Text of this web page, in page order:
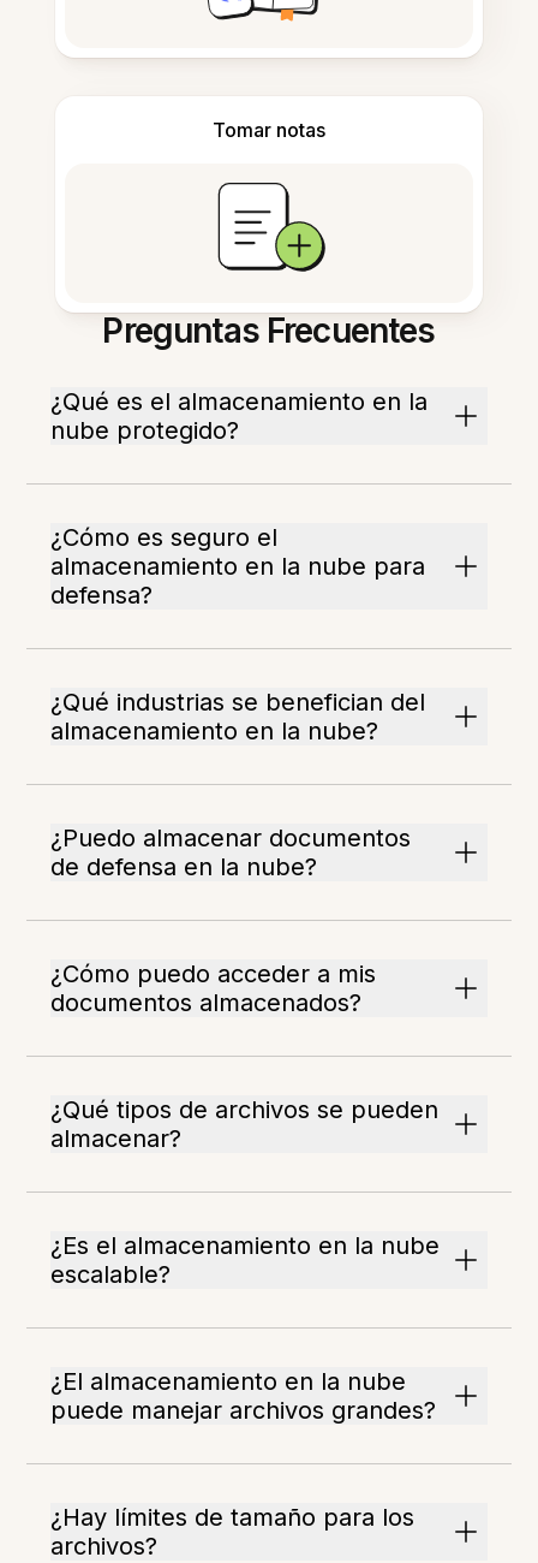
Tomar notas
Preguntas Frecuentes
¿Qué es el almacenamiento en la
nube protegido?
¿Cómo es seguro el
almacenamiento en la nube para
defensa?
¿Qué industrias se benefician del
almacenamiento en la nube?
¿Puedo almacenar documentos
de defensa en la nube?
¿Cómo puedo acceder a mis
documentos almacenados?
¿Qué tipos de archivos se pueden
almacenar?
¿Es el almacenamiento en la nube
escalable?
¿El almacenamiento en la nube
puede manejar archivos grandes?
¿Hay límites de tamaño para los
archivos?